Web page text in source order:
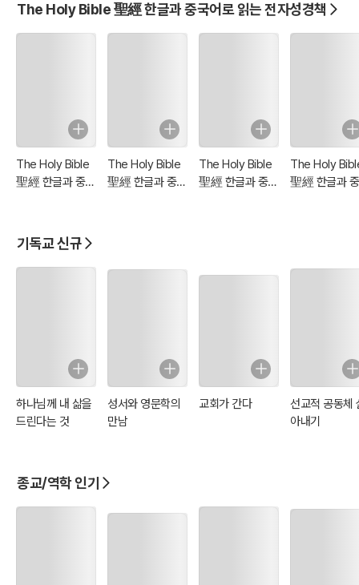
The Holy Bible 聖經 한글과 중국어로 읽는 전자성경책
The Holy Bible
聖經 한글과 중국
아서-요한계시록)
The Holy Bible
聖經 한글과 중국
The Holy Bible
聖經 한글과 중국
The Holy
聖經 한글과
기독교 신규
하나님께 내 삶을
드린다는 것
성서와 영문학의
만남
교회가 간다
선교적 공동체
아내기
종교/역학 인기